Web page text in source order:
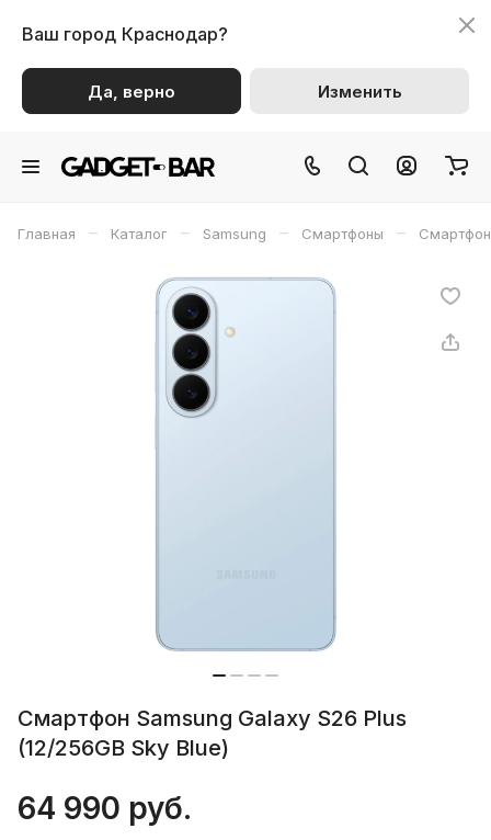
Ваш город Краснодар?
Да, верно Изменить
Главная – Каталог – Samsung – Смартфоны –
Смартфон Samsung Galaxy S26 Plus
(12/256GB Sky Blue)
64 990 руб.